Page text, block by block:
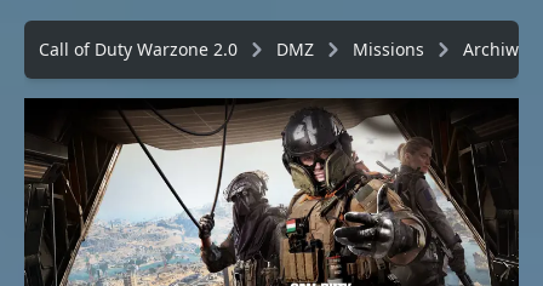
Call of Duty Warzone 2.0 DMZ Missions